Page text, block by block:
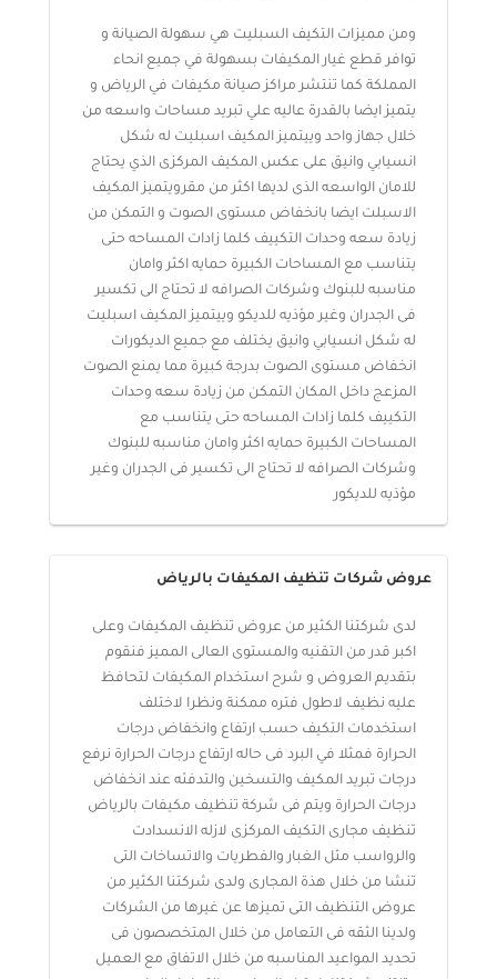
ومن مميزات التكيف السبليت هي سهولة الصيانة و
توافر قطع غيار المكيفات بسهولة في جميع انحاء
المملكة كما تنتشر مراكز صيانة مكيفات في الرياض و
يتميز ايضا بالقدرة عاليه علي تبريد مساحات واسعه من
خلال جهاز واحد وييتميز المكيف اسبليت له شكل
انسيابي وانيق على عكس المكيف المركزى الذي يحتاج
للامان الواسعه الذى لديها اكثر من مقرويتميز المكيف
الاسبلت ايضا بانخفاض مستوى الصوت و التمكن من
زيادة سعه وحدات التكييف كلما زادات المساحه حتى
يتناسب مع المساحات الكبيرة حمايه اكثر وامان
مناسبه للبنوك وشركات الصرافه لا تحتاج الى تكسير
فى الجدران وغير مؤذيه للديكو وييتميز المكيف اسبليت
له شكل انسيابي وانيق يختلف مع جميع الديكورات
انخفاض مستوى الصوت بدرجة كبيرة مما يمنع الصوت
المزعج داخل المكان التمكن من زيادة سعه وحدات
التكييف كلما زادات المساحه حتى يتناسب مع
المساحات الكبيرة حمايه اكثر وامان مناسبه للبنوك
وشركات الصرافه لا تحتاج الى تكسير فى الجدران وغير
مؤذيه للديكور
عروض شركات تنظيف المكيفات بالرياض
لدى شركتنا الكثير من عروض تنظيف المكيفات وعلى
اكبر قدر من التقنيه والمستوى العالى المميز فنقوم
بتقديم العروض و شرح استخدام المكيفات لتحافظ
عليه نظيف لاطول فتره ممكنة ونظرا لاختلف
استخدمات التكيف حسب ارتفاع وانخفاض درجات
الحرارة فمثلا في البرد فى حاله ارتفاع درجات الحرارة نرفع
درجات تبريد المكيف والتسخين والتدفئه عند انخفاض
درجات الحرارة ويتم فى شركة تنظيف مكيفات بالرياض
تنظيف مجارى التكيف المركزى لازله الانسدادت
والرواسب مثل الغبار والفطريات والاتساخات التى
تنشا من خلال هذة المجارى ولدى شركتنا الكثير من
عروض التنظيف التى تميزها عن غيرها من الشركات
ولدينا الثقه فى التعامل من خلال المتخصصون فى
تحديد المواعيد المناسبه من خلال الاتفاق مع العميل